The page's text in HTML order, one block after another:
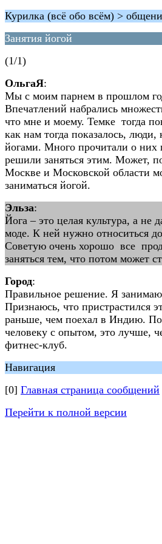
Курилка (всё обо всём) >
Занятия йогой
(1/1)
ОльгаЯ:
Мы с моим парнем в прошлом
Впечатлений набрались
что мне и моему. Темке тогда
как нам тогда показалось,
йогами. Много прочитали о них
решили заняться этим. Может,
Москве и Московской области
заниматься йогой.
Эльза:
Йога – это целая культура, а не
моде. К ней нужно относиться
Советую очень хорошо все
заняться тем, что потом может
Город:
Правильное решение. Я
Признаюсь, что пристрастился
раньше, чем поехал в Индию.
человеку с опытом, это лучше,
фитнес-клуб.
Навигация
[0] Главная страница сообщений
Перейти к полной версии